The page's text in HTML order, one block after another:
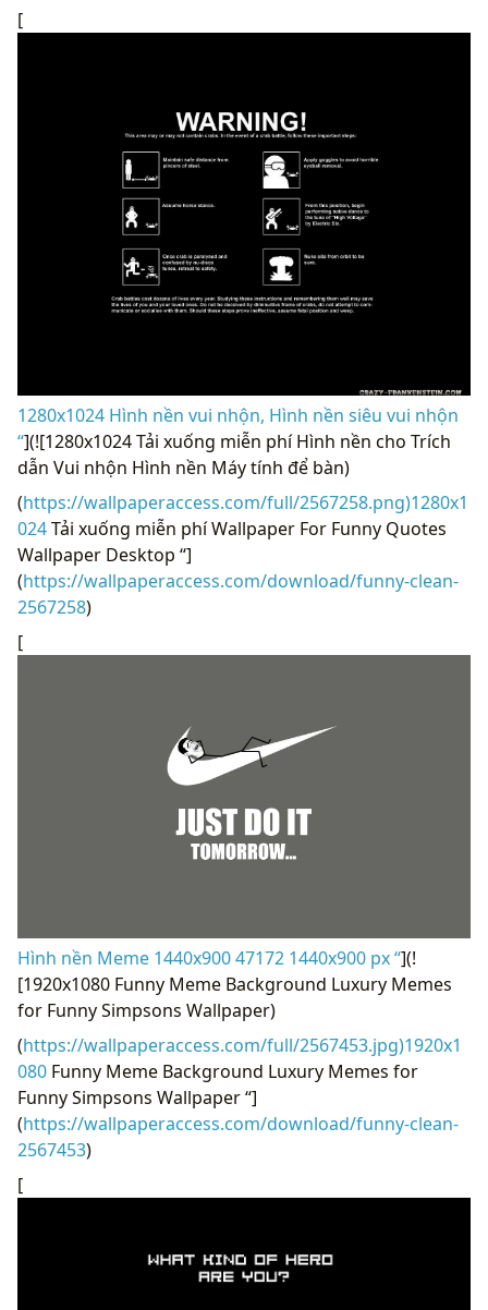
[
1280x1024 Hình nền vui nhộn, Hình nền siêu vui nhộn
“](![1280x1024 Tải xuống miễn phí Hình nền cho Trích
dẫn Vui nhộn Hình nền Máy tính để bàn)
(https://wallpaperaccess.com/full/2567258.png)1280x1
024Tải xuống miễn phí Wallpaper For Funny Quotes
Wallpaper Desktop “]
(https://wallpaperaccess.com/download/funny-clean-
2567258)
[
Hình nền Meme 1440x900 47172 1440x900 px “](!
[1920x1080 Funny Meme Background Luxury Memes
for Funny Simpsons Wallpaper)
(https://wallpaperaccess.com/full/2567453.jpg)1920x1
080 Funny Meme Background Luxury Memes for
Funny Simpsons Wallpaper “]
(https://wallpaperaccess.com/download/funny-clean-
2567453)
[